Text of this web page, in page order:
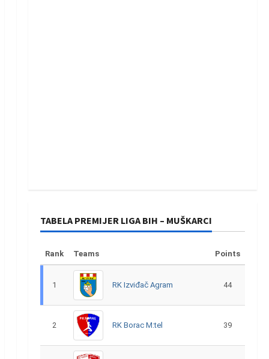
TABELA PREMIJER LIGA BIH – MUŠKARCI
Rank Teams Points
1 RK Izviđač Agram 44
2 RK Borac M:tel 39